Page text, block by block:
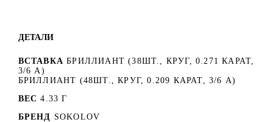
ДЕТАЛИ
ВСТАВКА БРИЛЛИАНТ (38ШТ., КРУГ, 0.271 КАРАТ,
3/6 А)
БРИЛЛИАНТ (48ШТ., КРУГ, 0.209 КАРАТ, 3/6 А)
ВЕС 4.33 Г
БРЕНД SOKOLOV